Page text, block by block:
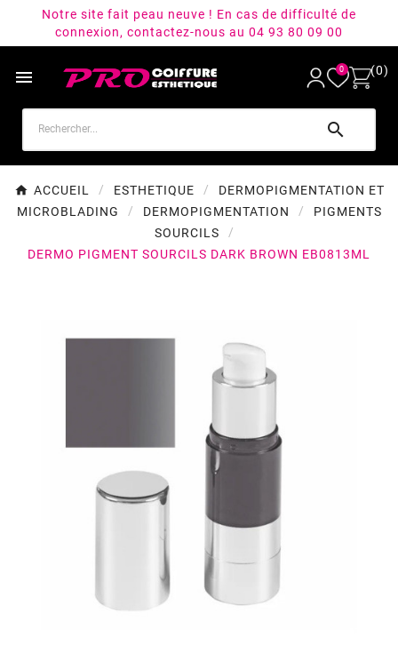
Notre site fait peau neuve ! En cas de difficulté de
connexion, contactez-nous au 04 93 80 09 00
 0 (0)

ACCUEIL ESTHETIQUE
DERMOPIGMENTATION ET
MICROBLADING
DERMOPIGMENTATION
PIGMENTS
SOURCILS
DERMO PIGMENT SOURCILS DARK BROWN EB0813ML